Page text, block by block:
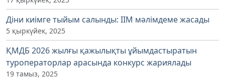
Діни киімге тыйым салынды: ІІМ мәлімдеме жасады
5 қыркүйек, 2025
ҚМДБ 2026 жылғы қажылықты ұйымдастыратын
туроператорлар арасында конкурс жариялады
19 тамыз, 2025